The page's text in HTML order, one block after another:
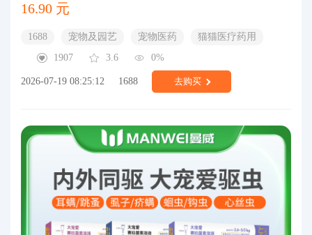
16.90 元
1688 宠物及园艺 宠物医药
猫猫医疗药用
1907
3.6 0%
2026-07-19 08:25:12 1688 去购买